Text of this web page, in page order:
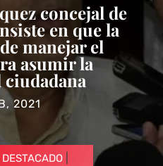
concejal de
en que la
manejar el
asumir la
2021
DESTACADO|